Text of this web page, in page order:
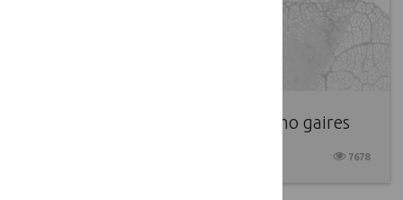
EKPT paskelbė LEADER vertinimo gaires
7678